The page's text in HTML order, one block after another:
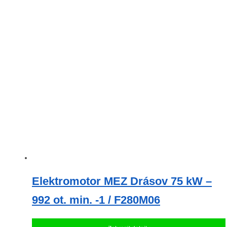
Elektromotor MEZ Drásov 75 kW –
992 ot. min. -1 / F280M06